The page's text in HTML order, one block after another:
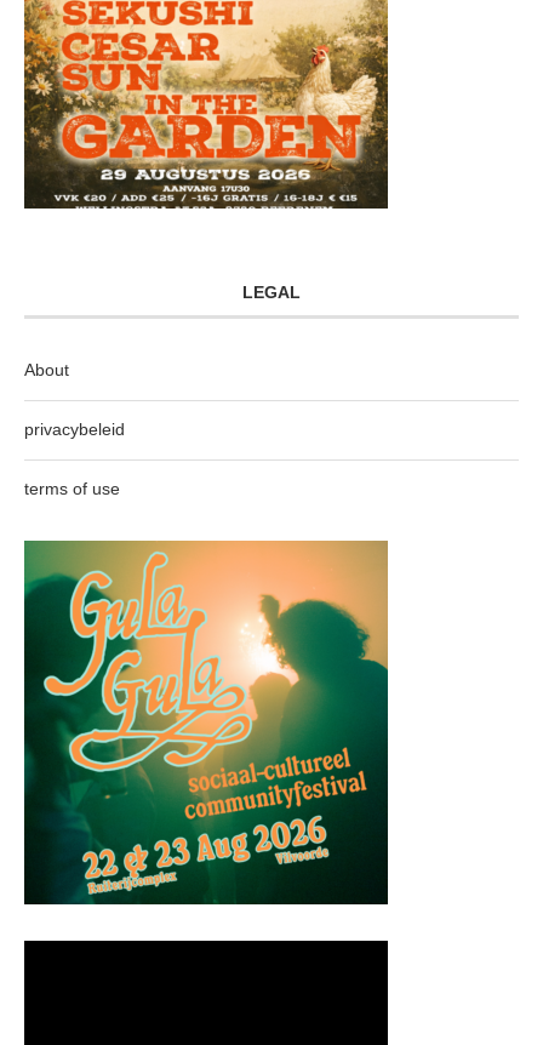
LEGAL
About
privacybeleid
terms of use